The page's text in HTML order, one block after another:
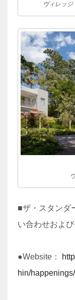
ヴィレッ
■ザ・スタンダ
い合わせおよ
●Website：
hin/